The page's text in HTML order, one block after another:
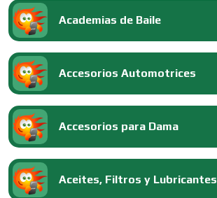
Academias de Baile
Accesorios Automotrices
Accesorios para Dama
Aceites, Filtros y Lubricantes